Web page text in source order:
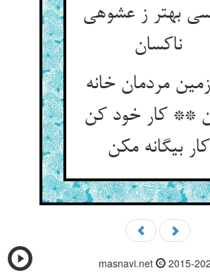
بهتر ز عشوه‏ی
ناکسان‏
مردمان خانه
** کار خود کن
کار بیگانه مکن‏
masnavi.net 2015-